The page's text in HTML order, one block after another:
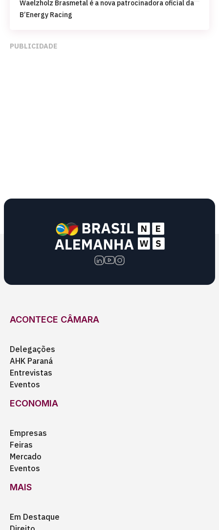
Waelzholz Brasmetal é a nova patrocinadora oficial da
B’Energy Racing
PUBLICIDADE
ACONTECE CÂMARA
Delegações
AHK Paraná
Entrevistas
Eventos
ECONOMIA
Empresas
Feiras
Mercado
Eventos
MAIS
Em Destaque